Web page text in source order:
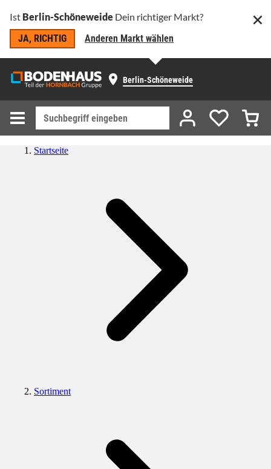
Ist Berlin-Schöneweide Dein richtiger Markt?
JA, RICHTIG
Anderen Markt wählen
Berlin-Schöneweide
Startseite
Sortiment